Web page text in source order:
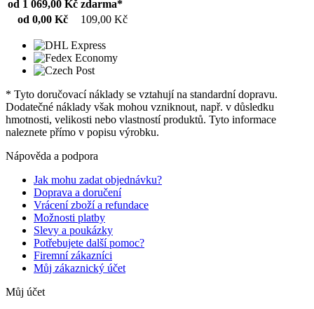
od 1 069,00 Kč zdarma*
od 0,00 Kč
109,00 Kč
* Tyto doručovací náklady se vztahují na standardní dopravu.
Dodatečné náklady však mohou vzniknout, např. v důsledku
hmotnosti, velikosti nebo vlastností produktů. Tyto informace
naleznete přímo v popisu výrobku.
Nápověda a podpora
Jak mohu zadat objednávku?
Doprava a doručení
Vrácení zboží a refundace
Možnosti platby
Slevy a poukázky
Potřebujete další pomoc?
Firemní zákazníci
Můj zákaznický účet
Můj účet